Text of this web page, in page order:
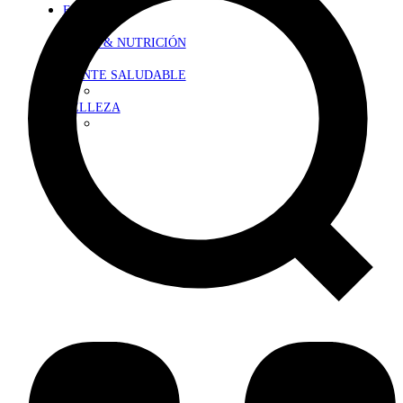
EN FORMA
DIETA & NUTRICIÓN
MENTE SALUDABLE
BELLEZA